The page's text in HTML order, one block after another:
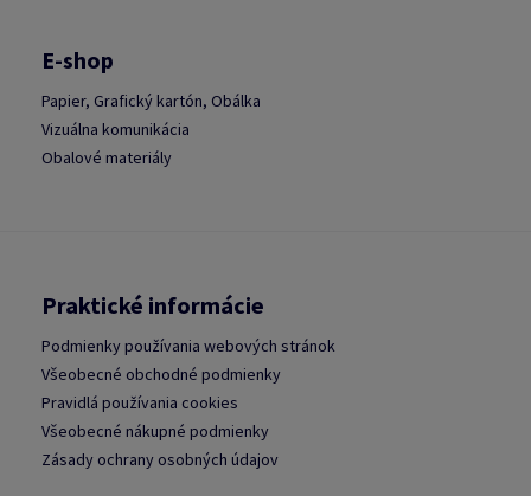
E-shop
Papier, Grafický kartón, Obálka
Vizuálna komunikácia
Obalové materiály
Praktické informácie
Podmienky používania webových stránok
Všeobecné obchodné podmienky
Pravidlá používania cookies
Všeobecné nákupné podmienky
Zásady ochrany osobných údajov